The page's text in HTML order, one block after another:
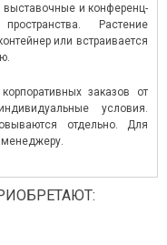
выставочные и конференц-
Растение
или встраивается
заказов от
условия.
отдельно. Для
менеджеру.